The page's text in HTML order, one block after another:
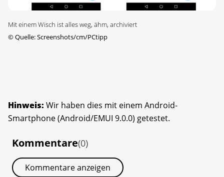
Mit einem Wisch ist alles weg, ähm, archiviert
©Quelle: Screenshots/cm/PCtipp
Hinweis: Wir haben dies mit einem Android-
Smartphone (Android/EMUI 9.0.0) getestet.
Kommentare(0)
Kommentare anzeigen